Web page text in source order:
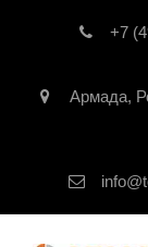
+7
Армада,